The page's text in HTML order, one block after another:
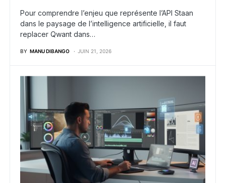
Pour comprendre l’enjeu que représente l’API Staan
dans le paysage de l’intelligence artificielle, il faut
replacer Qwant dans…
BY MANU DIBANGO JUIN 21, 2026